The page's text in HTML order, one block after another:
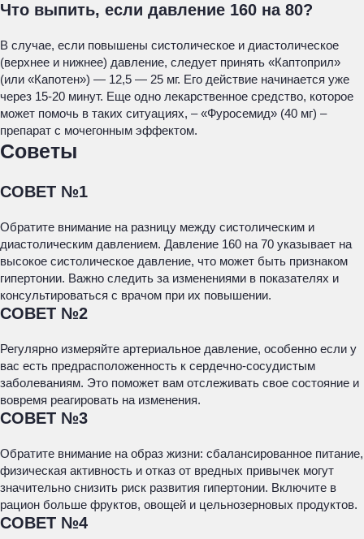
Что выпить, если давление 160 на 80?
В случае, если повышены систолическое и диастолическое
(верхнее и нижнее) давление, следует принять «Каптоприл»
(или «Капотен») — 12,5 — 25 мг. Его действие начинается уже
через 15-20 минут. Еще одно лекарственное средство, которое
может помочь в таких ситуациях, – «Фуросемид» (40 мг) –
препарат с мочегонным эффектом.
Советы
СОВЕТ №1
Обратите внимание на разницу между систолическим и
диастолическим давлением. Давление 160 на 70 указывает на
высокое систолическое давление, что может быть признаком
гипертонии. Важно следить за изменениями в показателях и
консультироваться с врачом при их повышении.
СОВЕТ №2
Регулярно измеряйте артериальное давление, особенно если у
вас есть предрасположенность к сердечно-сосудистым
заболеваниям. Это поможет вам отслеживать свое состояние и
вовремя реагировать на изменения.
СОВЕТ №3
Обратите внимание на образ жизни: сбалансированное питание,
физическая активность и отказ от вредных привычек могут
значительно снизить риск развития гипертонии. Включите в
рацион больше фруктов, овощей и цельнозерновых продуктов.
СОВЕТ №4